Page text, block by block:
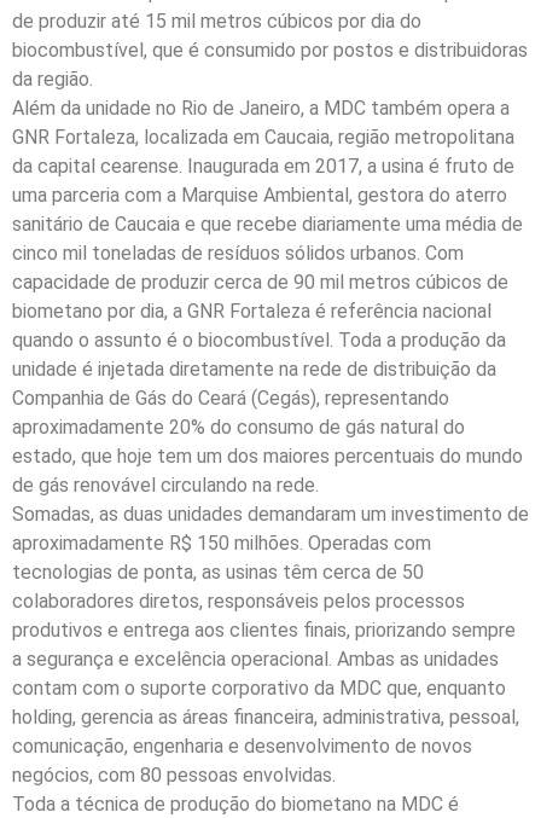
de produzir até 15 mil metros cúbicos por dia do
biocombustível, que é consumido por postos e distribuidoras
da região.
Além da unidade no Rio de Janeiro, a MDC também opera a
GNR Fortaleza, localizada em Caucaia, região metropolitana
da capital cearense. Inaugurada em 2017, a usina é fruto de
uma parceria com a Marquise Ambiental, gestora do aterro
sanitário de Caucaia e que recebe diariamente uma média de
cinco mil toneladas de resíduos sólidos urbanos. Com
capacidade de produzir cerca de 90 mil metros cúbicos de
biometano por dia, a GNR Fortaleza é referência nacional
quando o assunto é o biocombustível. Toda a produção da
unidade é injetada diretamente na rede de distribuição da
Companhia de Gás do Ceará (Cegás), representando
aproximadamente 20% do consumo de gás natural do
estado, que hoje tem um dos maiores percentuais do mundo
de gás renovável circulando na rede.
Somadas, as duas unidades demandaram um investimento de
aproximadamente R$ 150 milhões. Operadas com
tecnologias de ponta, as usinas têm cerca de 50
colaboradores diretos, responsáveis pelos processos
produtivos e entrega aos clientes finais, priorizando sempre
a segurança e excelência operacional. Ambas as unidades
contam com o suporte corporativo da MDC que, enquanto
holding, gerencia as áreas financeira, administrativa, pessoal,
comunicação, engenharia e desenvolvimento de novos
negócios, com 80 pessoas envolvidas.
Toda a técnica de produção do biometano na MDC é